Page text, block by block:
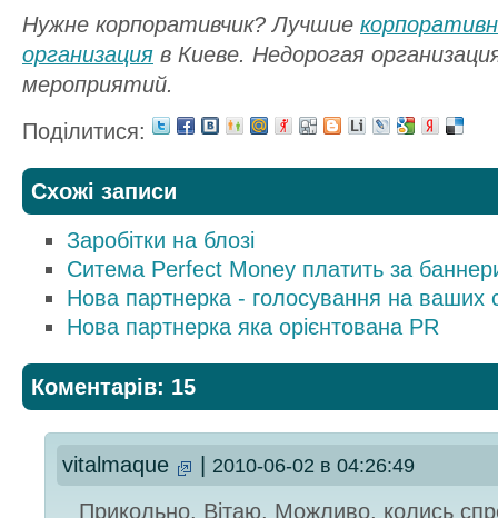
Нужне корпоративчик? Лучшие
организация в Киеве. Недорогая
мероприятий.
Поділитися:
Схожі записи
Заробітки на блозі
Ситема Perfect Money платить за
Нова партнерка - голосування на ваших
Нова партнерка яка орієнтована PR
Коментарів: 15
vitalmaque 2010-06-02 в 04:26:49
Прикольно. Вітаю. Можливо, колись